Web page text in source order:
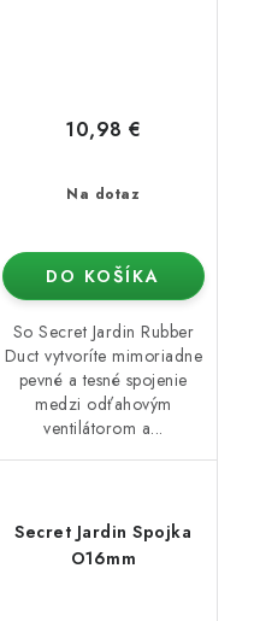
Na dotaz
10,98 €
DO KOŠÍKA
So Secret Jardin Rubber
Duct vytvoríte mimoriadne
pevné a tesné spojenie
medzi odťahovým
ventilátorom a...
Secret Jardin Spojka
O16mm